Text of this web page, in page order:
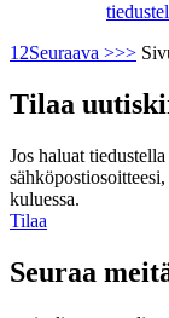
1 2Seuraava >>>
Tilaa
Jos haluat
kuluessa.
Tilaa
Seuraa